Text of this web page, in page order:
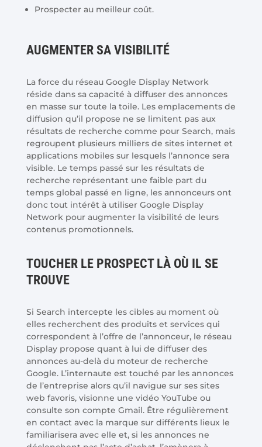
Prospecter au meilleur coût.
AUGMENTER SA VISIBILITÉ
La force du réseau Google Display Network
réside dans sa capacité à diffuser des annonces
en masse sur toute la toile. Les emplacements de
diffusion qu’il propose ne se limitent pas aux
résultats de recherche comme pour Search, mais
regroupent plusieurs milliers de sites internet et
applications mobiles sur lesquels l’annonce sera
visible. Le temps passé sur les résultats de
recherche représentant une faible part du
temps global passé en ligne, les annonceurs ont
donc tout intérêt à utiliser Google Display
Network pour augmenter la visibilité de leurs
contenus promotionnels.
TOUCHER LE PROSPECT LÀ OÙ IL SE
TROUVE
Si Search intercepte les cibles au moment où
elles recherchent des produits et services qui
correspondent à l’offre de l’annonceur, le réseau
Display propose quant à lui de diffuser des
annonces au-delà du moteur de recherche
Google. L’internaute est touché par les annonces
de l’entreprise alors qu’il navigue sur ses sites
web favoris, visionne une vidéo YouTube ou
consulte son compte Gmail. Être régulièrement
en contact avec la marque sur différents lieux le
familiarisera avec elle et, si les annonces ne